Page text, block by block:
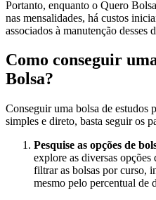
Portanto, enquanto o Quero
nas mensalidades, há custos
associados à manutenção desses
Como conseguir
Bolsa?
Conseguir uma bolsa de estudos
simples e direto, basta seguir os
Pesquise as opções de
explore as diversas
filtrar as bolsas por curso,
mesmo pelo percentual de